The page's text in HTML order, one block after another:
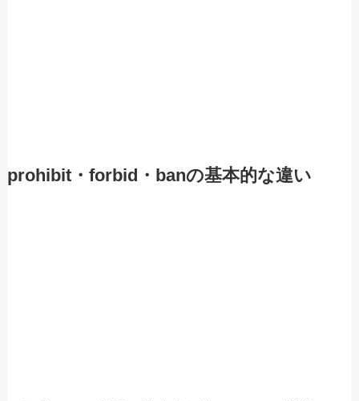
prohibit・forbid・banの基本的な違い